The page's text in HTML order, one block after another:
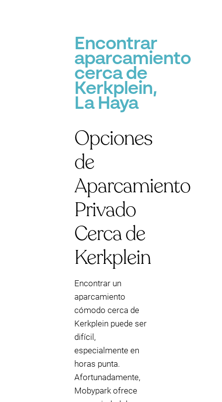
Encontrar
aparcamiento
cerca de
Kerkplein,
La Haya
Opciones
de
Aparcamiento
Privado
Cerca de
Kerkplein
Encontrar un
aparcamiento
cómodo cerca de
Kerkplein puede ser
difícil,
especialmente en
horas punta.
Afortunadamente,
Mobypark ofrece